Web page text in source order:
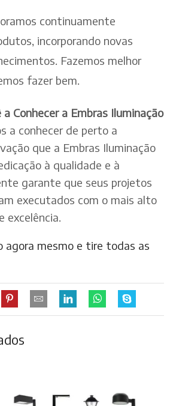
continuamente
incorporando novas
Fazemos melhor
fazer bem.
Conhecer a Embras Iluminação
a conhecer de perto a
que a Embras Iluminação
à qualidade e à
garante que seus projetos
executados com o mais alto
excelência.
agora mesmo e tire todas as